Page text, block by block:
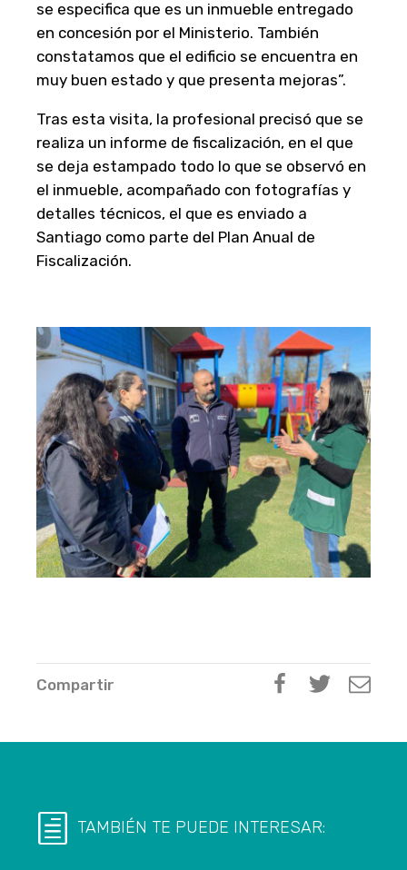
se especifica que es un inmueble entregado
en concesión por el Ministerio. También
constatamos que el edificio se encuentra en
muy buen estado y que presenta mejoras”.
Tras esta visita, la profesional precisó que se
realiza un informe de fiscalización, en el que
se deja estampado todo lo que se observó en
el inmueble, acompañado con fotografías y
detalles técnicos, el que es enviado a
Santiago como parte del Plan Anual de
Fiscalización.
Compartir
TAMBIÉN TE PUEDE INTERESAR: